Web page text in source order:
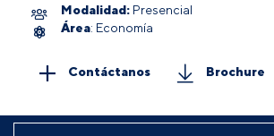
Modalidad: Presencial
Área: Economía
Contáctanos Brochure